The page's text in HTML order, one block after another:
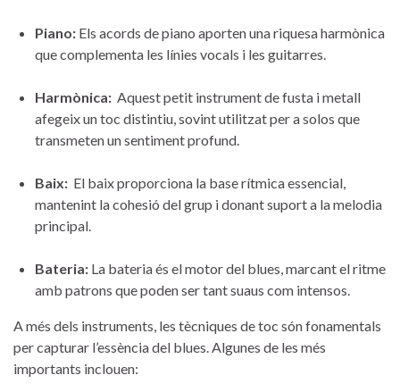
Piano: Els acords de piano aporten una riquesa‍ harmònica
que complementa les línies⁣ vocals ⁣i les guitarres.
Harmònica: ​ Aquest petit instrument de fusta i metall‌
afegeix un ⁢toc distintiu, sovint⁣ utilitzat⁤ per ⁢a solos ⁢que
‍transmeten un sentiment profund.
Baix: ⁣ El⁢ baix proporciona la base rítmica⁤ essencial,
mantenint⁤ la ‍cohesió del‌ grup i donant ⁢suport ⁢a la melodia
principal.
Bateria: La ‌bateria ‍és el motor⁣ del blues, marcant el ritme
amb patrons que ⁣poden ser ⁣tant ‌suaus com intensos.
A més dels‍ instruments, les tècniques ⁢de toc són ⁣fonamentals
per capturar l’essència del blues. ⁢Algunes de ⁤les més
importants inclouen: